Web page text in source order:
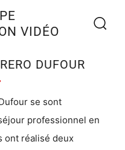
VIDÉO
DUFOUR
se sont
professionnel en
ont réalisé deux